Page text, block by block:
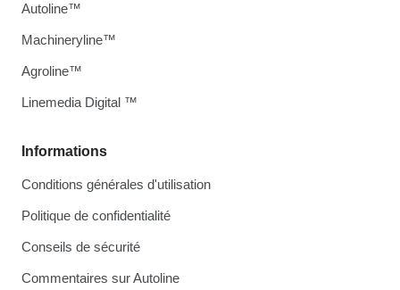
Informations
Conditions générales d'utilisation
Politique de confidentialité
Conseils de sécurité
Commentaires sur Autoline
Autoline™
Machineryline™
Agroline™
Linemedia Digital ™